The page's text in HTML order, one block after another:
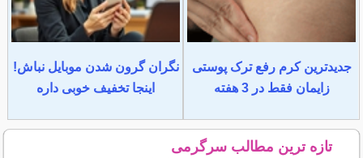
جدیدترین کرم رفع ترک پوستی
زایمان فقط در 3 هفته
نگران گرون شدن موبایل نباش!
اینجا تخفیف خوبی داره
تازه ترین مطالب سرگرمی